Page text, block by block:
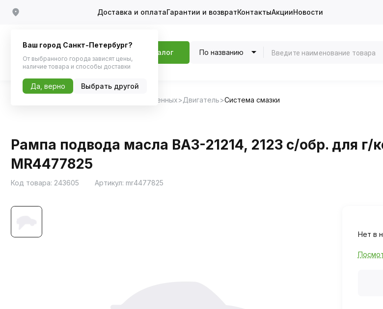
Доставка и оплатаГарантии и возвратКонтактыАкцииНовости
Каталог По названию
Запчасти для отечественных Двигатель Система смазки
Рампа подвода масла ВАЗ-21214, 2123 с/обр. для г/
MR4477825
Код товара: 243605 Артикул: mr4477825
Нет в
Ваш город Санкт-Петербург?
От выбранного города зависят цены,
наличие товара и способы доставки
Да, верно Выбрать другой